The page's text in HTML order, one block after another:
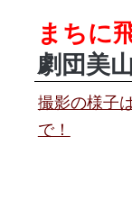
まちに
劇団美山
撮影の様子
で！